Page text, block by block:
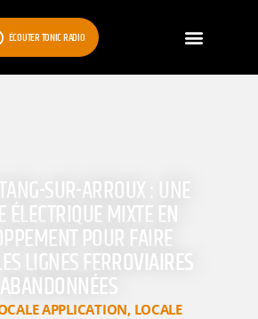
ÉCOUTER TONIC RADIO
SUR-ARROUX : UNE
ÉLECTRIQUE MIXTE EN
POUR FAIRE
LIGNES FERROVIAIRES
ABANDONNÉES
APPLICATION, LOCALE